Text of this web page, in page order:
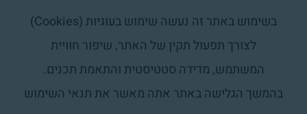
בשימוש באתר זה נעשה שימוש בעוגיות (Cookies)
לצורך תפעול תקין של האתר, שיפור חוויית
המשתמש, מדידה סטטיסטית והתאמת תכנים.
בהמשך הגלישה באתר אתה מאשר את תנאי השימוש